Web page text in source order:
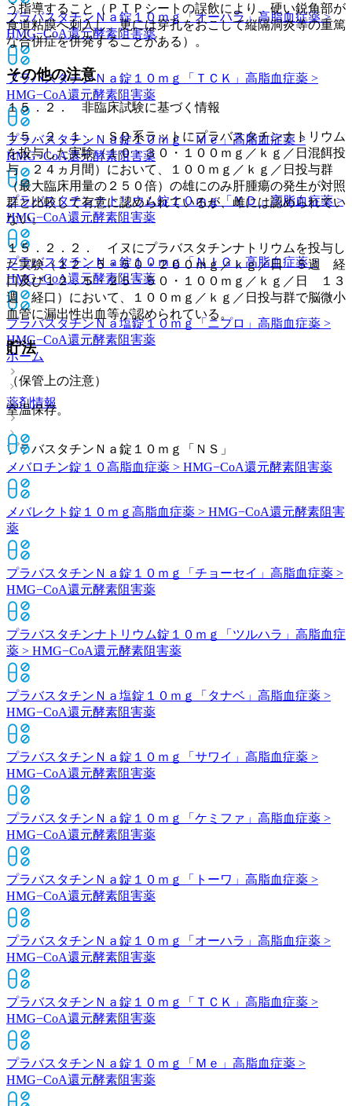
プラバスタチンＮａ錠１０ｍｇ「オーハラ」高脂血症薬 >
HMG−CoA還元酵素阻害薬
プラバスタチンＮａ錠１０ｍｇ「ＴＣＫ」 高脂血症薬 >
HMG−CoA還元酵素阻害薬
プラバスタチンＮａ錠１０ｍｇ「Ｍｅ」高脂血症薬 >
HMG−CoA還元酵素阻害薬
プラバスタチンナトリウム錠１０ｍｇ「ＹＤ」高脂血症薬 >
HMG−CoA還元酵素阻害薬
プラバスタチンＮａ錠１０ｍｇ「ＮＩＧ」 高脂血症薬 >
HMG−CoA還元酵素阻害薬
プラバスタチンＮａ塩錠１０ｍｇ「ニプロ」 高脂血症薬 >
HMG−CoA還元酵素阻害薬
ホーム
薬剤情報
プラバスタチンＮａ錠１０ｍｇ「ＮＳ」
う指導すること（ＰＴＰシートの誤飲により、硬い鋭角部が
食道粘膜へ刺入し、更には穿孔をおこして縦隔洞炎等の重篤
な合併症を併発することがある）。
その他の注意
１５．２． 非臨床試験に基づく情報
１５．２．１． ＳＤ系ラットにプラバスタチンナトリウム
を投与した実験（１０・３０・１００ｍｇ／ｋｇ／日混餌投
与 ２４ヵ月間）において、１００ｍｇ／ｋｇ／日投与群
（最大臨床用量の２５０倍）の雄にのみ肝腫瘍の発生が対照
群と比較して有意に認められているが、雌には認められてい
ない。
１５．２．２． イヌにプラバスタチンナトリウムを投与し
た実験（１２．５・５０・２００ｍｇ／ｋｇ／日 ５週 経
口及び１２．５・２５・５０・１００ｍｇ／ｋｇ／日 １３
週 経口）において、１００ｍｇ／ｋｇ／日投与群で脳微小
血管に漏出性出血等が認められている。
貯法
（保管上の注意）
室温保存。
メバロチン錠１０高脂血症薬 > HMG−CoA還元酵素阻害薬
メバレクト錠１０ｍｇ 高脂血症薬 > HMG−CoA還元酵素阻害
薬
プラバスタチンＮａ錠１０ｍｇ「チョーセイ」 高脂血症薬 >
HMG−CoA還元酵素阻害薬
プラバスタチンナトリウム錠１０ｍｇ「ツルハラ」 高脂血症
薬 > HMG−CoA還元酵素阻害薬
プラバスタチンＮａ塩錠１０ｍｇ「タナベ」 高脂血症薬 >
HMG−CoA還元酵素阻害薬
プラバスタチンＮａ錠１０ｍｇ「サワイ」 高脂血症薬 >
HMG−CoA還元酵素阻害薬
プラバスタチンＮａ錠１０ｍｇ「ケミファ」 高脂血症薬 >
HMG−CoA還元酵素阻害薬
プラバスタチンＮａ錠１０ｍｇ「トーワ」 高脂血症薬 >
HMG−CoA還元酵素阻害薬
プラバスタチンＮａ錠１０ｍｇ「オーハラ」 高脂血症薬 >
HMG−CoA還元酵素阻害薬
プラバスタチンＮａ錠１０ｍｇ「ＴＣＫ」 高脂血症薬 >
HMG−CoA還元酵素阻害薬
プラバスタチンＮａ錠１０ｍｇ「Ｍｅ」 高脂血症薬 >
HMG−CoA還元酵素阻害薬